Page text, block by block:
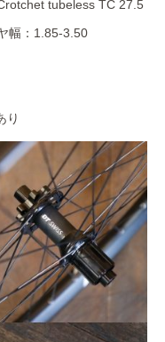
tubeless TC 27.5
幅：1.85-3.50